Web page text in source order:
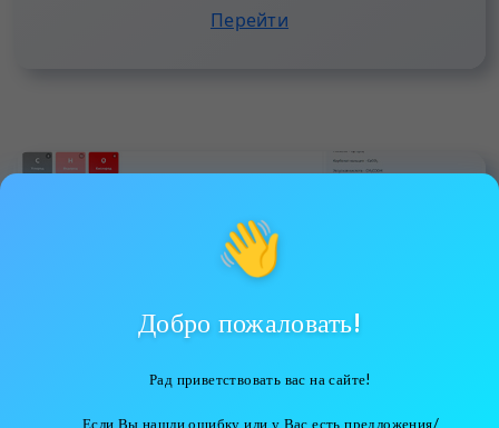
Перейти
Школьный курс
👋
Добро пожаловать!
Рад приветствовать вас на сайте!
Если Вы нашли ошибку или у Вас есть предложения/